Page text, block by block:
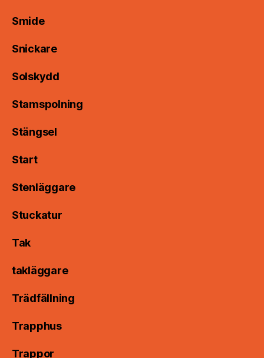
Smide
Snickare
Solskydd
Stamspolning
Stängsel
Start
Stenläggare
Stuckatur
Tak
takläggare
Trädfällning
Trapphus
Trappor